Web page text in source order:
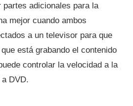
partes adicionales para la
mejor cuando ambos
a un televisor para que
está grabando el contenido
controlar la velocidad a la
DVD.